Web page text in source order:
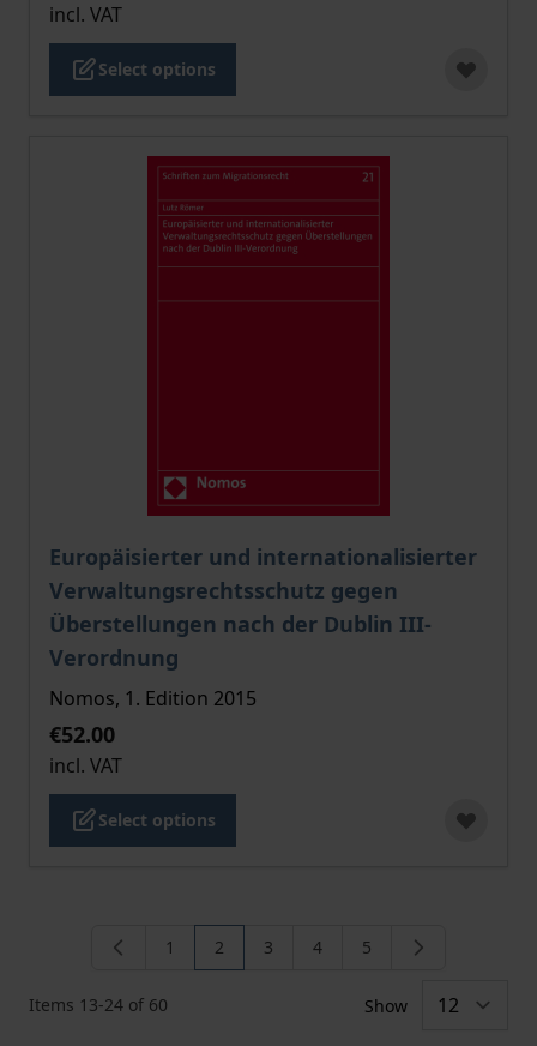
incl. VAT
Select options
Europäisierter und internationalisierter
Verwaltungsrechtsschutz gegen
Überstellungen nach der Dublin III-
Verordnung
The price depends on the options chosen on the
Nomos, 1. Edition 2015
€52.00
incl. VAT
Select options
Items 13-24 of 60
Page
1 You're currently reading page
2 Page
3 Page
4 Page
5
Show